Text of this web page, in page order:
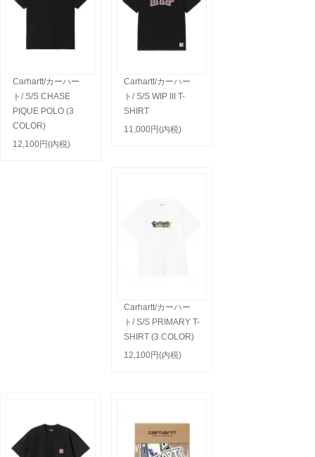
Carhartt/カーハー
ト/ S/S CHASE
PIQUE POLO (3
COLOR)
12,100円(内税)
Carhartt/カーハー
ト/ S/S WIP III T-
SHIRT
11,000円(内税)
Carhartt/カーハー
ト/ S/S PRIMARY T-
SHIRT (3 COLOR)
12,100円(内税)